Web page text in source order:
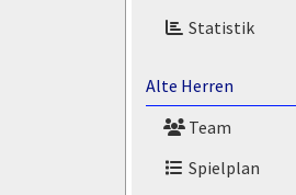
Statistik
Alte Herren
Team
Spielplan